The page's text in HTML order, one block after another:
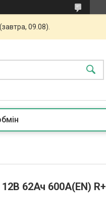
09.08).
62Ач 600А(EN) R+